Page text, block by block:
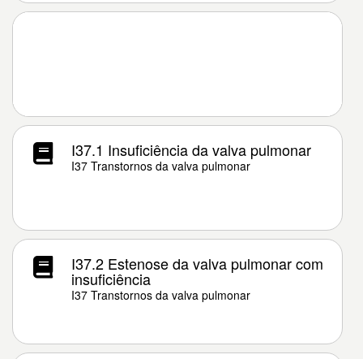
I37.1 Insuficiência da valva pulmonar
I37 Transtornos da valva pulmonar
I37.2 Estenose da valva pulmonar com
insuficiência
I37 Transtornos da valva pulmonar